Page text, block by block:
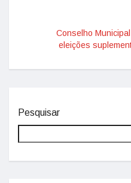
Conselho
eleições
Pesquisar